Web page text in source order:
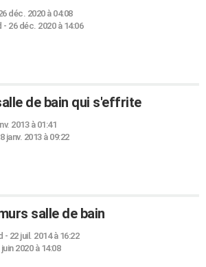
déc. 2020 à 04:08
- 26 déc. 2020 à 14:06
de bain qui s'effrite
2013 à 01:41
janv. 2013 à 09:22
salle de bain
- 22 juil. 2014 à 16:22
juin 2020 à 14:08